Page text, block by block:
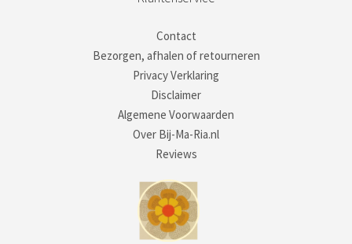
Contact
Bezorgen, afhalen of retourneren
Privacy Verklaring
Disclaimer
Algemene Voorwaarden
Over Bij-Ma-Ria.nl
Reviews